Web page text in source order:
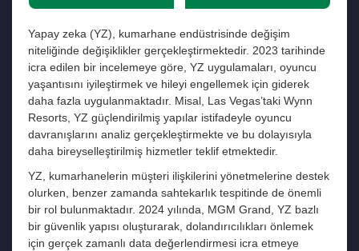
Yapay zeka (YZ), kumarhane endüstrisinde değişim
niteliğinde değişiklikler gerçekleştirmektedir. 2023 tarihinde
icra edilen bir incelemeye göre, YZ uygulamaları, oyuncu
yaşantısını iyileştirmek ve hileyi engellemek için giderek
daha fazla uygulanmaktadır. Misal, Las Vegas’taki Wynn
Resorts, YZ güçlendirilmiş yapılar istifadeyle oyuncu
davranışlarını analiz gerçekleştirmekte ve bu dolayısıyla
daha bireyselleştirilmiş hizmetler teklif etmektedir.
YZ, kumarhanelerin müşteri ilişkilerini yönetmelerine destek
olurken, benzer zamanda sahtekarlık tespitinde de önemli
bir rol bulunmaktadır. 2024 yılında, MGM Grand, YZ bazlı
bir güvenlik yapısı oluşturarak, dolandırıcılıkları önlemek
için gerçek zamanlı data değerlendirmesi icra etmeye